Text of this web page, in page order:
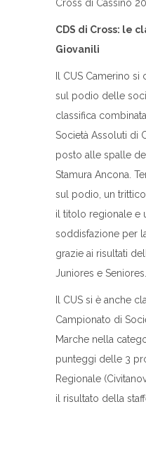
Cross di Cassino
CDS di Cross: le
Giovanili
Il CUS Camerino
sul podio delle
classifica
Società Assoluti di
posto alle spalle
Stamura Ancona.
sul podio, un
il titolo regionale e
soddisfazione per
grazie ai risultati
Juniores e Seniores.
Il CUS si è anche
Campionato di
Marche nella
punteggi delle 3
Regionale
il risultato della